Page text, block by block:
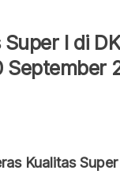
I di
September
Kualitas